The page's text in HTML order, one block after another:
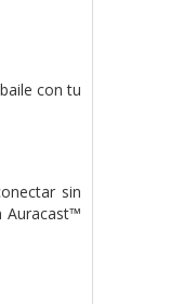
con tu
sin
Auracast™